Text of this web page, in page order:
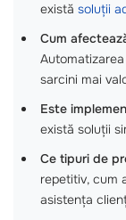
există soluții
Cum
sarcini mai
Este
există soluții
Ce tipuri de
repetitiv, cum
asistența